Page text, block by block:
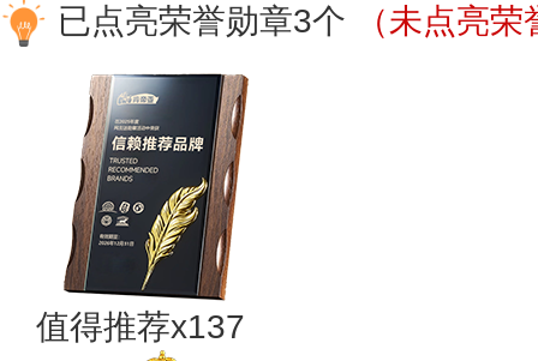
已点亮荣誉勋章3个 （未点亮
值得推荐x137